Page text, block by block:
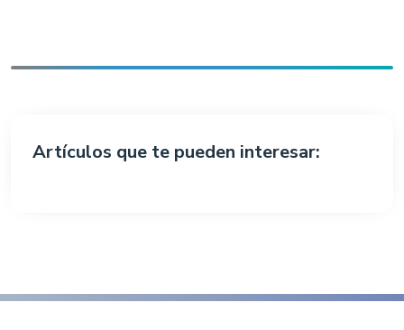
Artículos que te pueden interesar: